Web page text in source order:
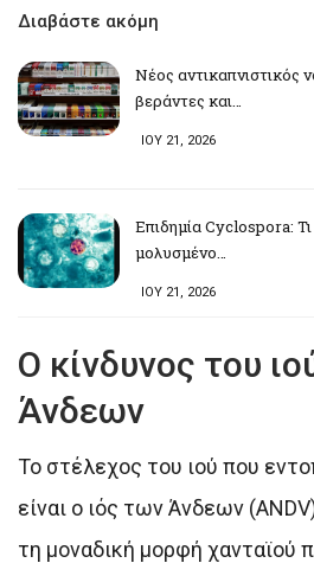
Διαβάστε ακόμη
Νέος αντικαπνιστικός
βεράντες και…
ΙΟΥ 21, 2026
Επιδημία Cyclospora:
μολυσμένο…
ΙΟΥ 21, 2026
Ο κίνδυνος του
Άνδεων
Το στέλεχος του ιού που
είναι ο ιός των Άνδεων
τη μοναδική μορφή χανταϊού